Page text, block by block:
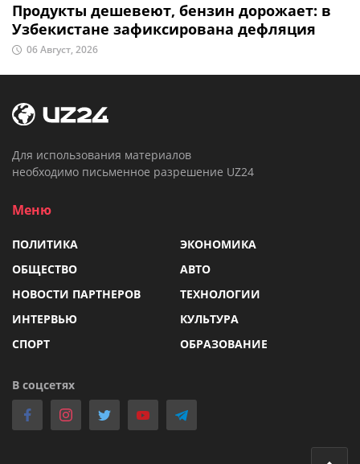
Продукты дешевеют, бензин дорожает: в
Узбекистане зафиксирована дефляция
06 Август, 2026
Для использования материалов
необходимо письменное разрешение UZ24
Меню
ПОЛИТИКА
ЭКОНОМИКА
ОБЩЕСТВО
АВТО
НОВОСТИ ПАРТНЕРОВ
ТЕХНОЛОГИИ
ИНТЕРВЬЮ
КУЛЬТУРА
СПОРТ
ОБРАЗОВАНИЕ
В соцсетях